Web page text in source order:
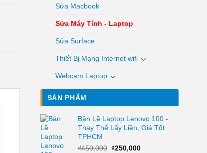
Sửa Macbook
Sửa Máy Tính - Laptop
Sửa Surface
Thiết Bị Mạng Internet wifi
Webcam Laptop
SẢN PHẨM
Bản Lề Laptop Lenovo 100 -
Thay Thế Lấy Liền, Giá Tốt
TPHCM
₫450,000 Giá
₫250,000Giá